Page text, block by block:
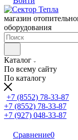
магазин
оборудования
Каталог
По всему сайту
По каталогу
+7 (8552) 78-33-87
+7 (8552) 78-33-87
+7 (927) 048-33-87
Сравнение0